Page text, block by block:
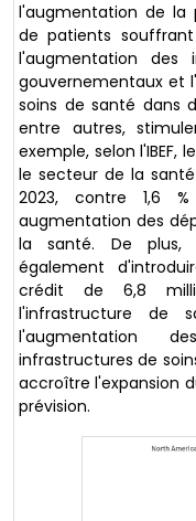
l'augmentation de la
de patients
l'augmentation des
gouvernementaux et
soins de santé dans
entre autres,
exemple, selon l'IBEF,
le secteur de la
2023, contre 1,6
augmentation des
la santé. De plus,
également
crédit de 6,8
l'infrastructure de
l'augmentation
infrastructures de
accroître l'expansion
prévision.